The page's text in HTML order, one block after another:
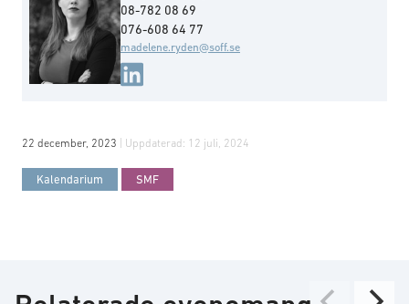
08-782 08 69
076-608 64 77
madelene.ryden@soff.se
22 december, 2023 | Uppdaterad: 12 juli, 2024
Kalendarium SMF